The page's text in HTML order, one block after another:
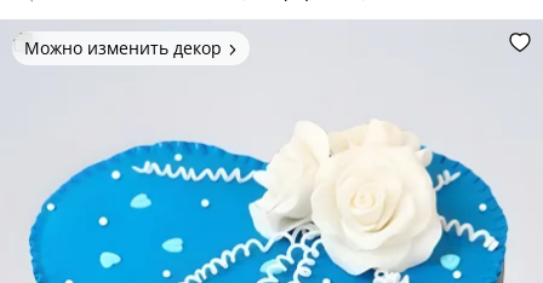
Можно изменить декор
Цвет покрытия, надписи,